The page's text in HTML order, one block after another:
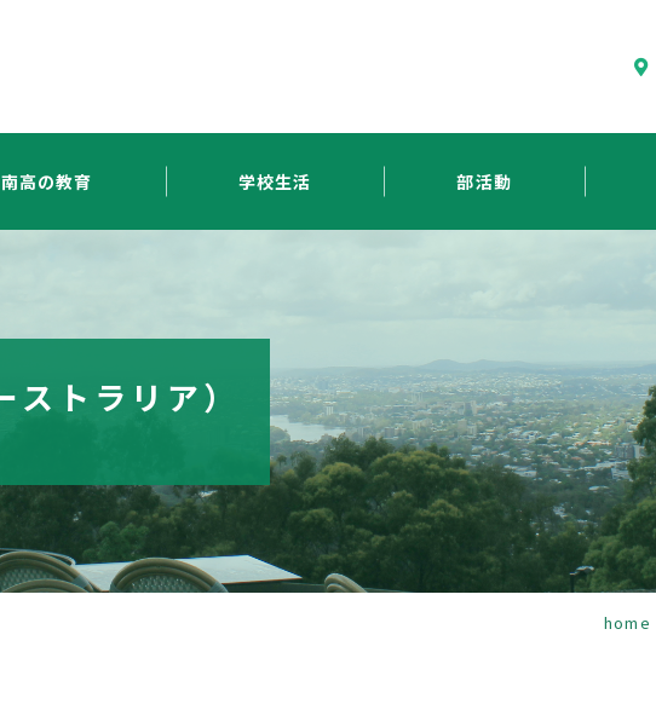
南高の教育 学校生活 部活動
トラリア）
home